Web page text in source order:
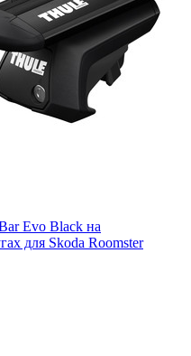
Evo Black на
для Skoda Roomster